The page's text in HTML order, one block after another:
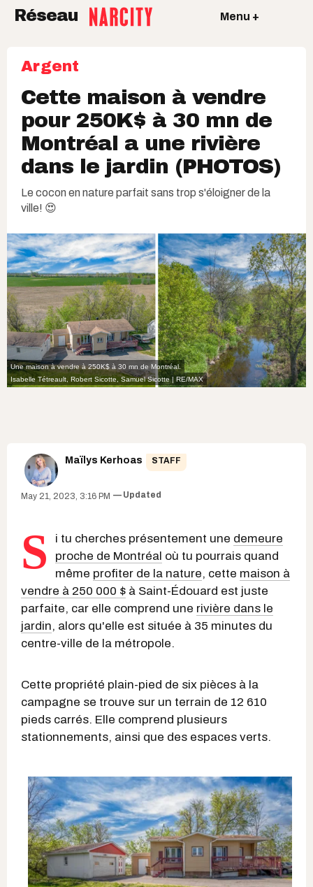
Réseau Menu +
Argent
Cette maison à vendre
pour 250K$ à 30 mn de
Montréal a une rivière
dans le jardin (PHOTOS)
Le cocon en nature parfait sans trop s'éloigner de la
ville! 😍
Une maison à vendre à 250K$ à 30 mn de Montréal.
Isabelle Tétreault, Robert Sicotte, Samuel Sicotte | RE/MAX
Maïlys Kerhoas STAFF
May 21, 2023, 3:16 PM Updated
S i tu cherches présentement une demeure
proche de Montréal où tu pourrais quand
même profiter de la nature, cette maison à
vendre à 250 000 $ à Saint-Édouard est juste
parfaite, car elle comprend une rivière dans le
jardin, alors qu'elle est située à 35 minutes du
centre-ville de la métropole.
Cette propriété plain-pied de six pièces à la
campagne se trouve sur un terrain de 12 610
pieds carrés. Elle comprend plusieurs
stationnements, ainsi que des espaces verts.